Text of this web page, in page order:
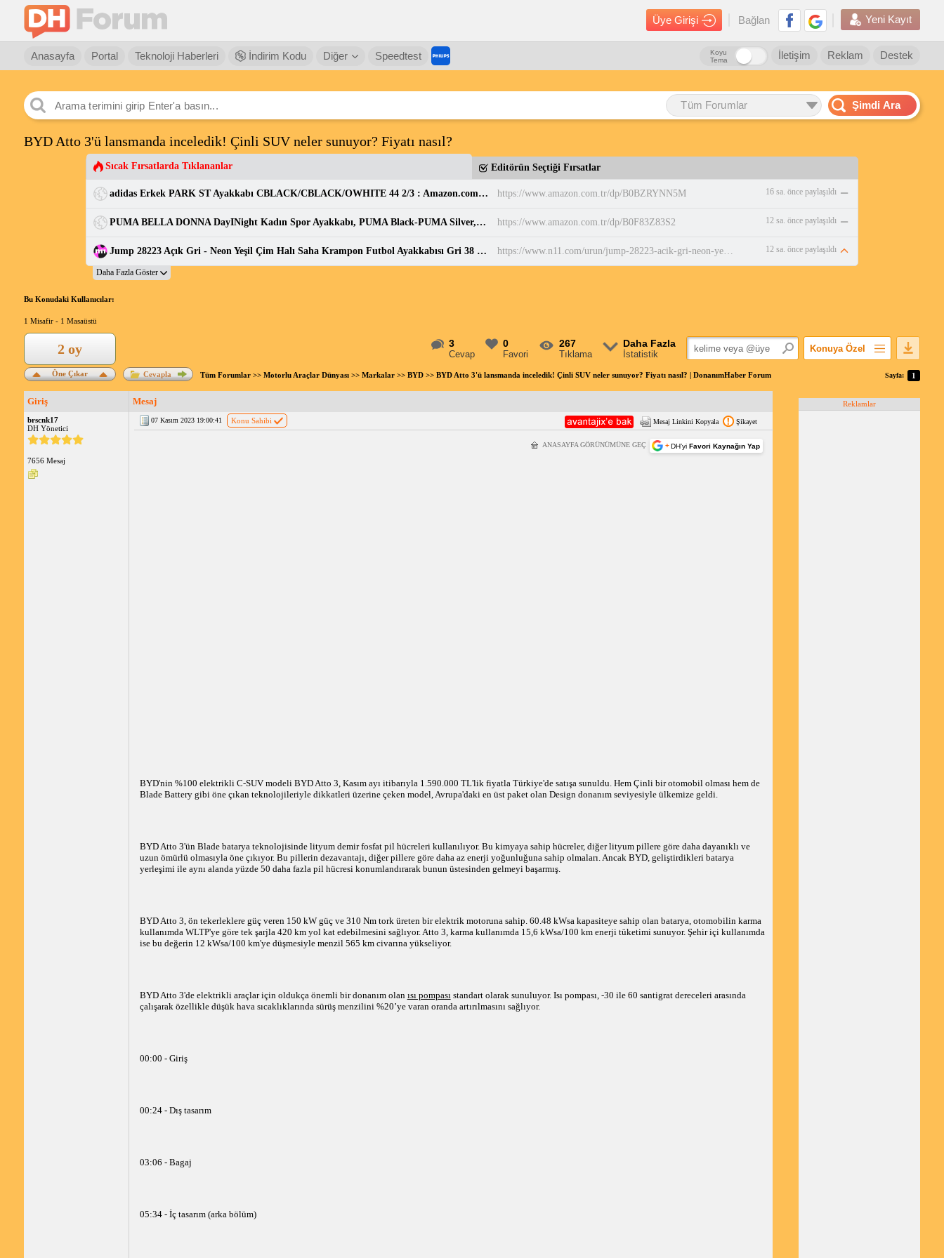
Üye Girişi Bağlan Yeni Kayıt
Anasayfa Portal Teknoloji Haberleri İndirim Kodu Diğer Speedtest Destek
Reklam
İletişim
Koyu
Tema
Tüm Forumlar Şimdi Ara
BYD Atto 3'ü lansmanda inceledik! Çinli SUV neler sunuyor? Fiyatı nasıl?
Sıcak Fırsatlarda Tıklananlar Editörün Seçtiği Fırsatlar
adidas Erkek PARK ST Ayakkabı CBLACK/CBLACK/OWHITE 44 2/3 : Amazon.com.tr: Moda https://www.amazon.com.tr/dp/B0BZRYNN5M 16 sa. önce paylaşıldı
PUMA BELLA DONNA DayINight Kadın Spor Ayakkabı, PUMA Black-PUMA Silver, 35.5 : Amazon.com.tr: Moda https://www.amazon.com.tr/dp/B0F83Z83S2 12 sa. önce paylaşıldı
Jump 28223 Açık Gri - Neon Yeşil Çim Halı Saha Krampon Futbol Ayakkabısı Gri 38 Fiyatları ve Özellikleri https://www.n11.com/urun/jump-28223-acik-gri-neon-yesil-cim-hali-saha-krampon-futbol-ayakkabisi-37895229?numara=38&amp;magaza=korayspor 12 sa. önce paylaşıldı
Bu Konudaki Kullanıcılar:
1 Misafir - 1 Masaüstü
3
Cevap
0
Favori
267
Tıklama
Daha Fazla
İstatistik
Konuya Özel
Popüler Mesajlar
Öne Çıkar
2 oy
Cevapla Tüm Forumlar>> Motorlu Araçlar Dünyası>> Markalar>> BYD>> BYD Atto 3'ü lansmanda inceledik! Çinli SUV neler sunuyor? Fiyatı nasıl? | DonanımHaber Forum Sayfa: 1
Giriş Mesaj
brscnk17
DH Yönetici
7656 Mesaj
07 Kasım 2023 19:00:41 Konu Sahibi Mesaj Linkini Kopyala Şikayet
+ DH’yi Favori Kaynağın Yap
ANASAYFA GÖRÜNÜMÜNE GEÇ
BYD'nin %100 elektrikli C-SUV modeli BYD Atto 3, Kasım ayı itibarıyla 1.590.000 TL'lik fiyatla Türkiye'de satışa sunuldu. Hem Çinli bir otomobil olması hem de
Blade Battery gibi öne çıkan teknolojileriyle dikkatleri üzerine çeken model, Avrupa'daki en üst paket olan Design donanım seviyesiyle ülkemize geldi.
BYD Atto 3'ün Blade batarya teknolojisinde lityum demir fosfat pil hücreleri kullanılıyor. Bu kimyaya sahip hücreler, diğer lityum pillere göre daha dayanıklı ve
uzun ömürlü olmasıyla öne çıkıyor. Bu pillerin dezavantajı, diğer pillere göre daha az enerji yoğunluğuna sahip olmaları. Ancak BYD, geliştirdikleri batarya
yerleşimi ile aynı alanda yüzde 50 daha fazla pil hücresi konumlandırarak bunun üstesinden gelmeyi başarmış.
BYD Atto 3, ön tekerleklere güç veren 150 kW güç ve 310 Nm tork üreten bir elektrik motoruna sahip. 60.48 kWsa kapasiteye sahip olan batarya, otomobilin karma
kullanımda WLTP'ye göre tek şarjla 420 km yol kat edebilmesini sağlıyor. Atto 3, karma kullanımda 15,6 kWsa/100 km enerji tüketimi sunuyor. Şehir içi kullanımda
ise bu değerin 12 kWsa/100 km'ye düşmesiyle menzil 565 km civarına yükseliyor.
BYD Atto 3'de elektrikli araçlar için oldukça önemli bir donanım olan ısı pompasıstandart olarak sunuluyor. Isı pompası, -30 ile 60 santigrat dereceleri arasında
çalışarak özellikle düşük hava sıcaklıklarında sürüş menzilini %20’ye varan oranda artırılmasını sağlıyor.
00:00 - Giriş
00:24 - Dış tasarım
03:06 - Bagaj
05:34 - İç tasarım (arka bölüm)
Reklamlar